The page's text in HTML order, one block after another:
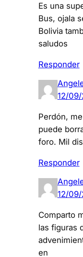
Es una
Bus, ojala
Bolivia
saludos
Responder
12/09/
Perdón,
puede
foro. Mil
Responder
12/09/
Comparto
las figuras
en